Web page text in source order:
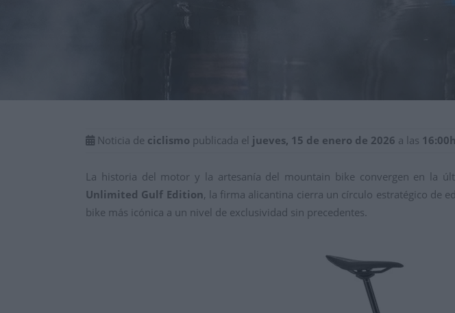
Noticia de ciclismo publicada el jueves, 15 de enero de 2026 a las 16:00h
La historia del motor y la artesanía del mountain bike convergen en la
Unlimited Gulf Edition, la firma alicantina cierra un círculo estratégico de
bike más icónica a un nivel de exclusividad sin precedentes.